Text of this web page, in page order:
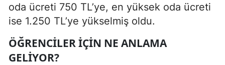
oda ücreti 750 TL’ye, en yüksek oda ücreti
ise 1.250 TL’ye yükselmiş oldu.
ÖĞRENCILER İÇIN NE ANLAMA
GELIYOR?